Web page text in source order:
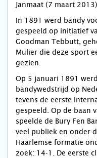
Janmaat (7 maart 2013).
In 1891 werd bandy
gespeeld op initiatief
Goodman Tebbutt,
Mulier die deze sport
gezien.
Op 5 januari 1891
bandywedstrijd op
tevens de eerste
gespeeld. Op de baan
speelde de Bury Fen
veel publiek en onder
Haarlemse formatie
zoek: 14‐1. De eerste